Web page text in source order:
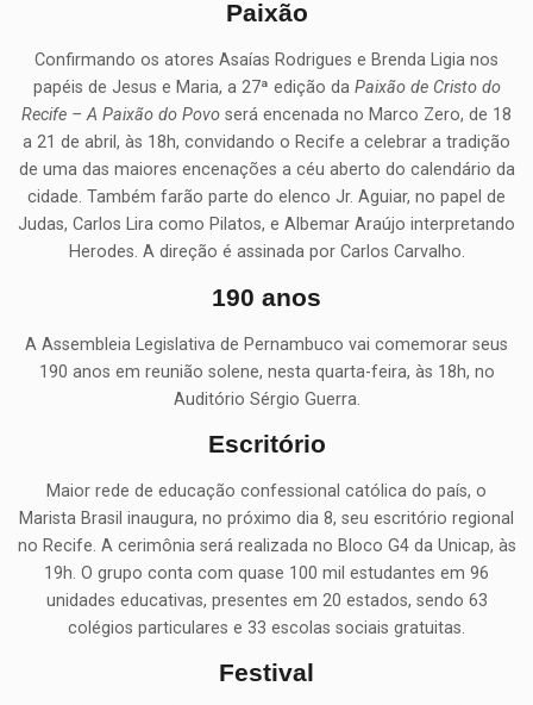
Paixão
Confirmando os atores Asaías Rodrigues e Brenda Ligia nos
papéis de Jesus e Maria, a 27ª edição da Paixão de Cristo do
Recife – A Paixão do Povo será encenada no Marco Zero, de 18
a 21 de abril, às 18h, convidando o Recife a celebrar a tradição
de uma das maiores encenações a céu aberto do calendário da
cidade. Também farão parte do elenco Jr. Aguiar, no papel de
Judas, Carlos Lira como Pilatos, e Albemar Araújo interpretando
Herodes. A direção é assinada por Carlos Carvalho.
190 anos
A Assembleia Legislativa de Pernambuco vai comemorar seus
190 anos em reunião solene, nesta quarta-feira, às 18h, no
Auditório Sérgio Guerra.
Escritório
Maior rede de educação confessional católica do país, o
Marista Brasil inaugura, no próximo dia 8, seu escritório regional
no Recife. A cerimônia será realizada no Bloco G4 da Unicap, às
19h. O grupo conta com quase 100 mil estudantes em 96
unidades educativas, presentes em 20 estados, sendo 63
colégios particulares e 33 escolas sociais gratuitas.
Festival